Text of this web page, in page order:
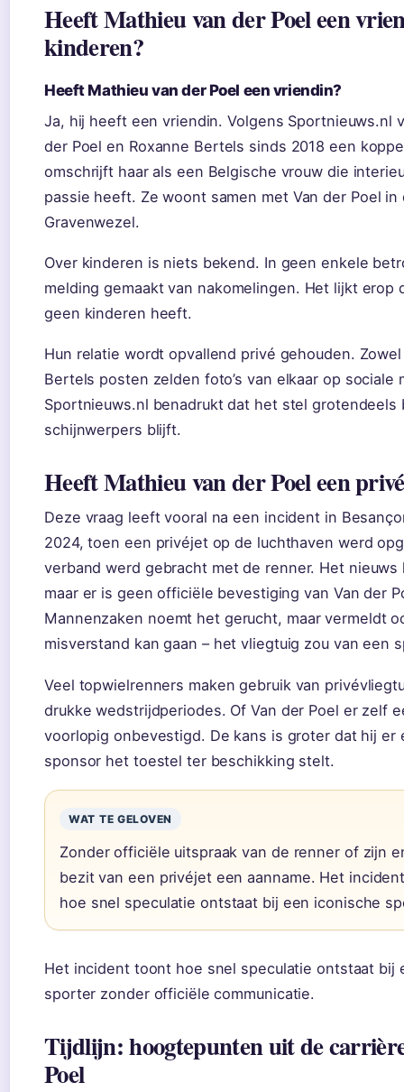
Heeft Mathieu van der Poel een
kinderen?
Heeft Mathieu van der Poel een vriendin?
Ja, hij heeft een vriendin. Volgens Sportnieuws.nl
der Poel en Roxanne Bertels sinds 2018 een
omschrijft haar als een Belgische vrouw die
passie heeft. Ze woont samen met Van der Poel in
Gravenwezel.
Over kinderen is niets bekend. In geen enkele
melding gemaakt van nakomelingen. Het lijkt erop
geen kinderen heeft.
Hun relatie wordt opvallend privé gehouden.
Bertels posten zelden foto’s van elkaar op sociale
Sportnieuws.nl benadrukt dat het stel grotendeels
schijnwerpers blijft.
Heeft Mathieu van der Poel een
Deze vraag leeft vooral na een incident in
2024, toen een privéjet op de luchthaven werd
verband werd gebracht met de renner. Het nieuws
maar er is geen officiële bevestiging van Van der
Mannenzaken noemt het gerucht, maar vermeldt
misverstand kan gaan – het vliegtuig zou van een
Veel topwielrenners maken gebruik van
drukke wedstrijdperiodes. Of Van der Poel er zelf
voorlopig onbevestigd. De kans is groter dat hij er
sponsor het toestel ter beschikking stelt.
WAT TE GELOVEN
Zonder officiële uitspraak van de renner of zijn
bezit van een privéjet een aanname. Het
hoe snel speculatie ontstaat bij een iconische
Het incident toont hoe snel speculatie ontstaat bij
sporter zonder officiële communicatie.
Tijdlijn: hoogtepunten uit de
Poel